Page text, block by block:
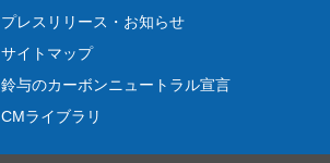
プレスリリース・お知らせ
サイトマップ
鈴与のカーボンニュートラル宣言
CMライブラリ